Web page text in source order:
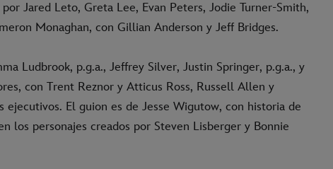
Jared Leto, Greta Lee, Evan Peters, Jodie Turner-Smith,
Monaghan, con Gillian Anderson y Jeff Bridges.
Ludbrook, p.g.a., Jeffrey Silver, Justin Springer, p.g.a., y
con Trent Reznor y Atticus Ross, Russell Allen y
ejecutivos. El guion es de Jesse Wigutow, con historia de
los personajes creados por Steven Lisberger y Bonnie